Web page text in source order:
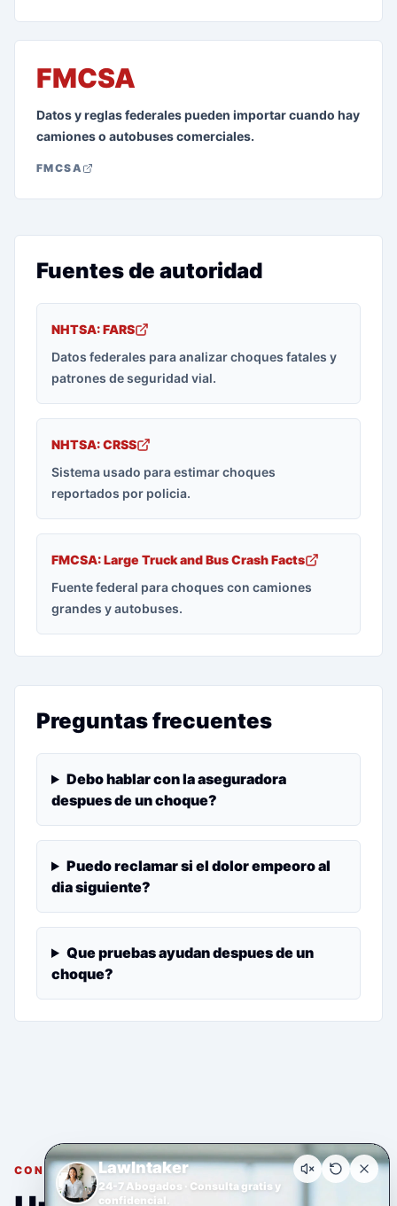
FMCSA
Datos y reglas federales pueden importar cuando hay
camiones o autobuses comerciales.
FMCSA
Fuentes de autoridad
NHTSA: FARS
Datos federales para analizar choques fatales y
patrones de seguridad vial.
NHTSA: CRSS
Sistema usado para estimar choques
reportados por policia.
FMCSA: Large Truck and Bus Crash Facts
Fuente federal para choques con camiones
grandes y autobuses.
Preguntas frecuentes
Debo hablar con la aseguradora
despues de un choque?
Puedo reclamar si el dolor empeoro al
dia siguiente?
Que pruebas ayudan despues de un
choque?
CONSULTA GRATUITA Y CONFIDENCIAL
LawIntaker
24-7 Abogados · Consulta gratis y
confidencial.